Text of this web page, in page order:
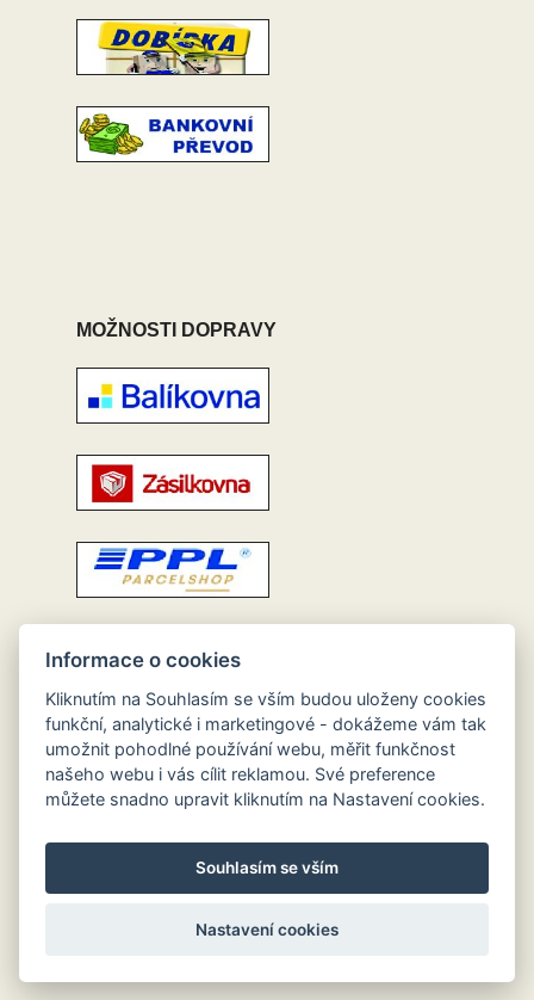
MOŽNOSTI DOPRAVY
Informace o cookies
Kliknutím na Souhlasím se vším budou uloženy cookies
funkční, analytické i marketingové - dokážeme vám tak
umožnit pohodlné používání webu, měřit funkčnost
našeho webu i vás cílit reklamou. Své preference
můžete snadno upravit kliknutím na Nastavení cookies.
Souhlasím se vším
Nastavení cookies